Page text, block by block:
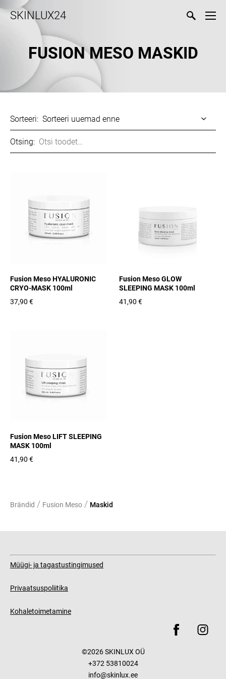
SKINLUX24
FUSION MESO MASKID
Sorteeri:
Otsing:
Fusion Meso HYALURONIC
CRYO-MASK 100ml
37,90 €
Fusion Meso GLOW
SLEEPING MASK 100ml
41,90 €
Fusion Meso LIFT SLEEPING
MASK 100ml
41,90 €
Brändid / Fusion Meso / Maskid
Müügi- ja tagastustingimused
Privaatsuspoliitika
Kohaletoimetamine
©2026 SKINLUX OÜ
+372 53810024
info@skinlux.ee